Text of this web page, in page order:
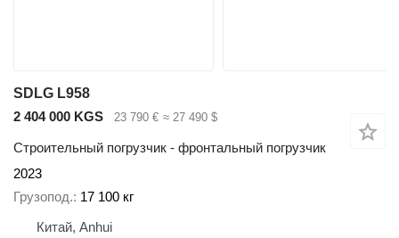
SDLG L958
2 404 000 KGS
23 790 € ≈ 27 490 $
Строительный погрузчик - фронтальный погрузчик
2023
Грузопод. 17 100 кг
Китай, Anhui